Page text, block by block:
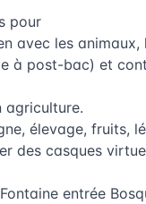
pour
avec les animaux,
à post-bac) et
agriculture.
élevage, fruits,
des casques
entrée